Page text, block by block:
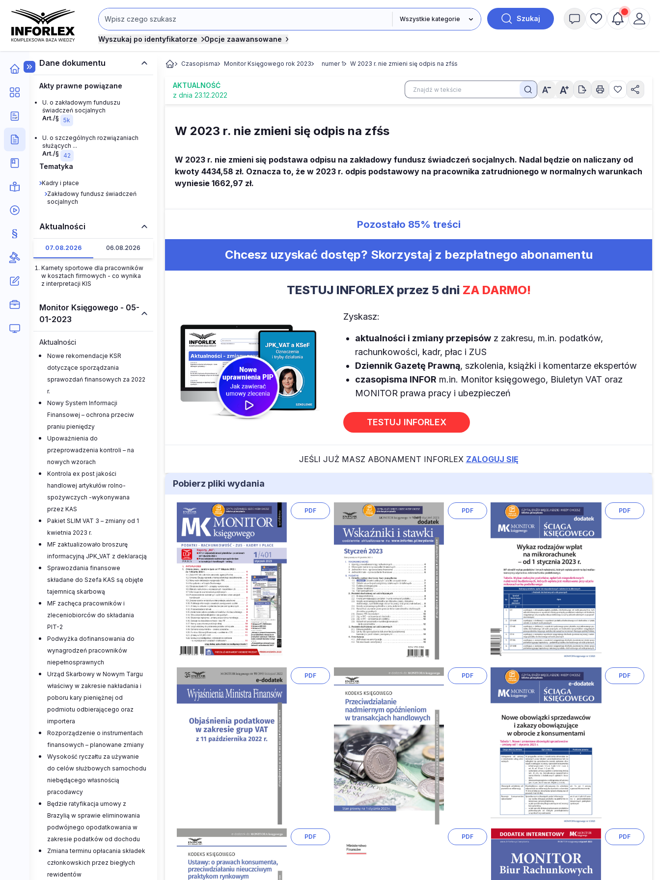
Szukaj
Wyszukaj po identyfikatorze Opcje zaawansowane
Dane dokumentu
Akty prawne powiązane
U. o zakładowym funduszu
świadczeń socjalnych
Art./§
5k
U. o szczególnych rozwiązaniach
służących ...
Art./§
42
Tematyka
Kadry i płace
Zakładowy fundusz świadczeń
socjalnych
Aktualności
07.08.2026 06.08.2026
Karnety sportowe dla pracowników
w kosztach firmowych - co wynika
z interpretacji KIS
Monitor Księgowego - 05-
01-2023
Aktualności
Nowe rekomendacje KSR
dotyczące sporządzania
sprawozdań finansowych za 2022
r.
Nowy System Informacji
Finansowej – ochrona przeciw
praniu pieniędzy
Upoważnienia do
przeprowadzenia kontroli – na
nowych wzorach
Kontrola ex post jakości
handlowej artykułów rolno-
spożywczych -wykonywana
przez KAS
Pakiet SLIM VAT 3 – zmiany od 1
kwietnia 2023 r.
MF zaktualizowało broszurę
informacyjną JPK_VAT z deklaracją
Sprawozdania finansowe
składane do Szefa KAS są objęte
tajemnicą skarbową
MF zachęca pracowników i
zleceniobiorców do składania
PIT-2
Podwyżka dofinansowania do
wynagrodzeń pracowników
niepełnosprawnych
Urząd Skarbowy w Nowym Targu
właściwy w zakresie nakładania i
poboru kary pieniężnej od
podmiotu odbierającego oraz
importera
Rozporządzenie o instrumentach
finansowych – planowane zmiany
Wysokość ryczałtu za używanie
do celów służbowych samochodu
niebędącego własnością
pracodawcy
Będzie ratyfikacja umowy z
Brazylią w sprawie eliminowania
podwójnego opodatkowania w
zakresie podatków od dochodu
Zmiana terminu opłacania składek
członkowskich przez biegłych
rewidentów
Czasopisma Monitor Księgowego rok 2023 numer 1 W 2023 r. nie zmieni się odpis na zfśs
AKTUALNOŚĆ
z dnia 23.12.2022
W 2023 r. nie zmieni się odpis na zfśs
W 2023 r. nie zmieni się podstawa odpisu na zakładowy fundusz świadczeń socjalnych. Nadal będzie on naliczany od
kwoty 4434,58 zł. Oznacza to, że w 2023 r. odpis podstawowy na pracownika zatrudnionego w normalnych warunkach
wyniesie 1662,97 zł.
Pozostało 85% treści
Chcesz uzyskać dostęp? Skorzystaj z bezpłatnego abonamentu
TESTUJ INFORLEX przez 5 dni ZA DARMO!
Zyskasz:
aktualności i zmiany przepisówz zakresu, m.in. podatków,
rachunkowości, kadr, płac i ZUS
Dziennik Gazetę Prawną, szkolenia, książki i komentarze ekspertów
czasopisma INFOR m.in. Monitor księgowego, Biuletyn VAT oraz
MONITOR prawa pracy i ubezpieczeń
TESTUJ INFORLEX
JEŚLI JUŻ MASZ ABONAMENT INFORLEX ZALOGUJ SIĘ
Pobierz pliki wydania
PDF PDF PDF
PDF PDF PDF
PDF PDF PDF